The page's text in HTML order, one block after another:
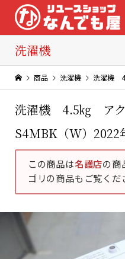
洗濯機
商品 洗濯機 洗濯機
洗濯機 4.5㎏ ア
S4MBK（W）2022
この商品は名護店の商
ゴリの商品もご覧くだ